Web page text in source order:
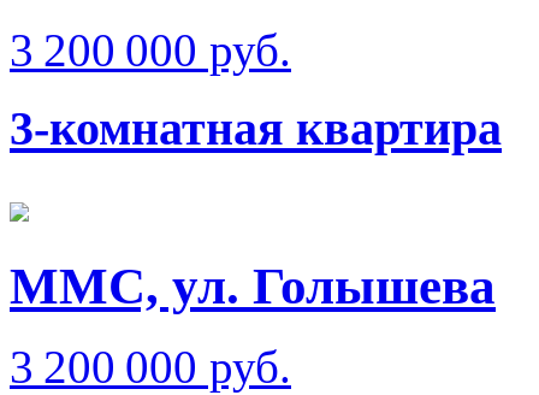
3 200 000 руб.
3-комнатная квартира
ММС, ул. Голышева
3 200 000 руб.